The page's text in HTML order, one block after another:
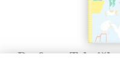
Profesor